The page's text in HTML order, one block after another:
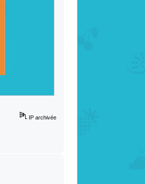
IP archivée